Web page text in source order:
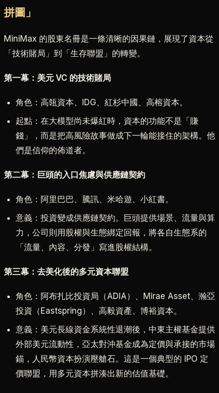
拼圖」
MiniMax 的股東名冊是一條清晰的因果鏈，展現了資本從
「技術賭局」到「生存聯盟」的轉變。
第一幕：美元 VC 的技術賭局
角色：高瓴資本、IDG、紅杉中國、高榕資本。
起點：在大模型尚未爆紅時，資本的功能不是「賺
錢」，而是把高風險故事做成下一輪能接住的架構。他
們是信仰的佈道者。
第二幕：巨頭的入口焦慮與供應鏈契約
角色：阿里巴巴、騰訊、米哈遊、小紅書。
意義：投資變成供應鏈契約。巨頭提供場景、流量與算
力，公司則用股權與生態綁定回報，將各自生態系的
「流量、內容、分發」寫進股權結構。
第三幕：去美化後的多元資本聯盟
角色：阿布扎比投資局（ADIA）、Mirae Asset、瀚亞
投資（Eastspring）、高毅資產、博裕資本。
意義：美元長線資金系統性退潮後，中東主權基金提供
外部美元流動性，亞太對沖基金成為定價與承接的市場
錨，人民幣資本扮演壓艙石。這是一個典型的 IPO 定
價聯盟，用多元資本拼湊出新的估值基礎。